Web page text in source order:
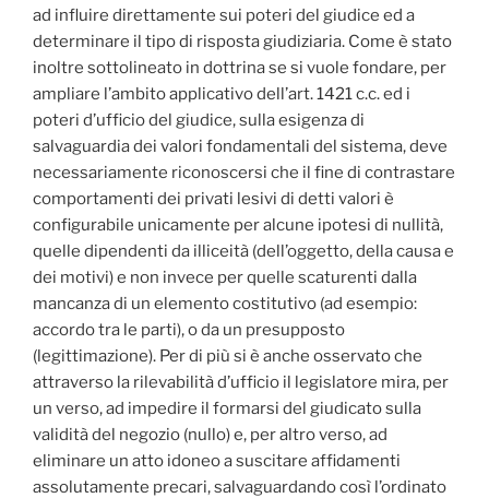
ad influire direttamente sui poteri del giudice ed a
determinare il tipo di risposta giudiziaria. Come è stato
inoltre sottolineato in dottrina se si vuole fondare, per
ampliare l’ambito applicativo dell’art. 1421 c.c. ed i
poteri d’ufficio del giudice, sulla esigenza di
salvaguardia dei valori fondamentali del sistema, deve
necessariamente riconoscersi che il fine di contrastare
comportamenti dei privati lesivi di detti valori è
configurabile unicamente per alcune ipotesi di nullità,
quelle dipendenti da illiceità (dell’oggetto, della causa e
dei motivi) e non invece per quelle scaturenti dalla
mancanza di un elemento costitutivo (ad esempio:
accordo tra le parti), o da un presupposto
(legittimazione). Per di più si è anche osservato che
attraverso la rilevabilità d’ufficio il legislatore mira, per
un verso, ad impedire il formarsi del giudicato sulla
validità del negozio (nullo) e, per altro verso, ad
eliminare un atto idoneo a suscitare affidamenti
assolutamente precari, salvaguardando così l’ordinato